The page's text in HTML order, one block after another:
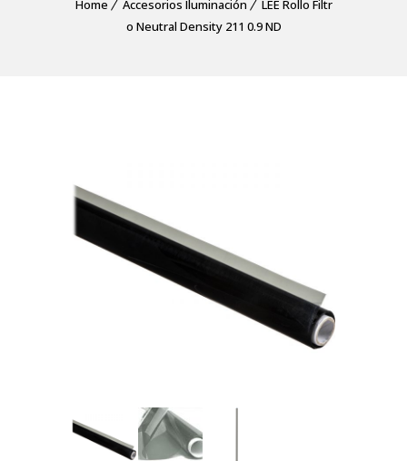
Home Accesorios Iluminación
LEE Rollo Filtr
o Neutral Density 211 0.9 ND